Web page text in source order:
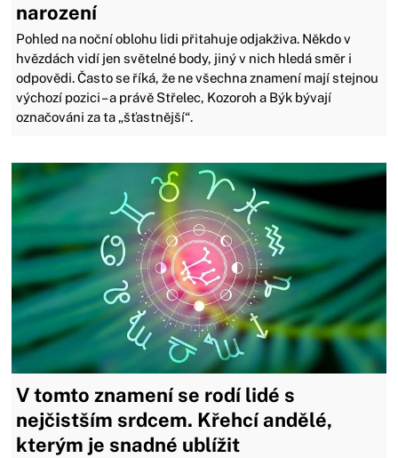
narození
Pohled na noční oblohu lidi přitahuje odjakživa. Někdo v
hvězdách vidí jen světelné body, jiný v nich hledá směr i
odpovědi. Často se říká, že ne všechna znamení mají stejnou
výchozí pozici – a právě Střelec, Kozoroh a Býk bývají
označováni za ta „šťastnější“.
V tomto znamení se rodí lidé s
nejčistším srdcem. Křehcí andělé,
kterým je snadné ublížit